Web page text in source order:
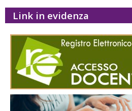
Link in evidenza